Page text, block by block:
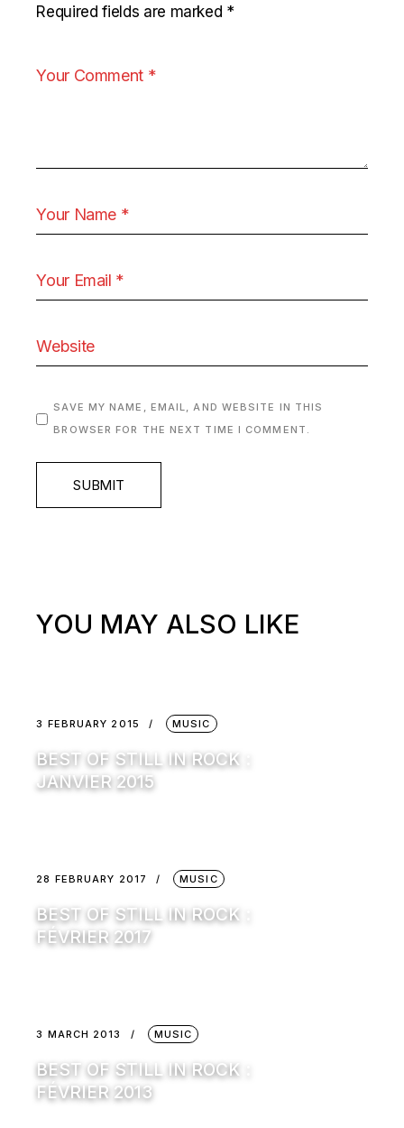
Required fields are marked *
SAVE MY NAME, EMAIL, AND WEBSITE IN THIS
BROWSER FOR THE NEXT TIME I COMMENT.
SUBMIT
YOU MAY ALSO LIKE
3 FEBRUARY 2015 MUSIC
BEST OF STILL IN ROCK :
JANVIER 2015
28 FEBRUARY 2017 MUSIC
BEST OF STILL IN ROCK :
FÉVRIER 2017
3 MARCH 2013 MUSIC
BEST OF STILL IN ROCK :
FÉVRIER 2013